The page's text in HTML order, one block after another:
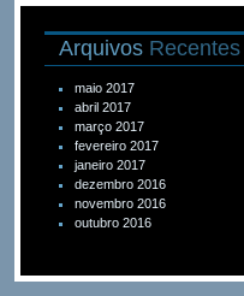
Arquivos Recentes
maio 2017
abril 2017
março 2017
fevereiro 2017
janeiro 2017
dezembro 2016
novembro 2016
outubro 2016